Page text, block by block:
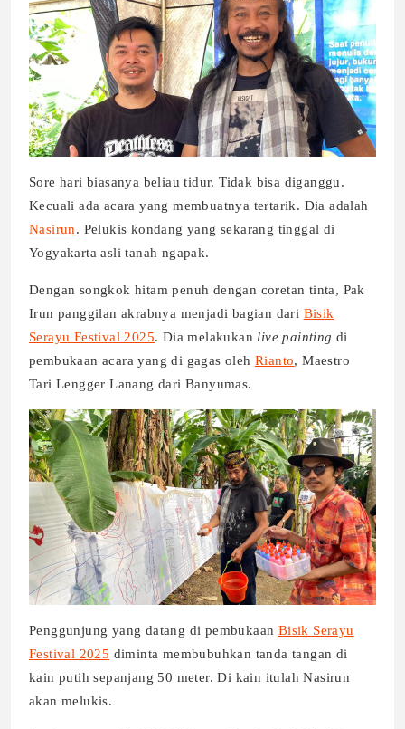
Sore hari biasanya beliau tidur. Tidak bisa diganggu.
Kecuali ada acara yang membuatnya tertarik. Dia adalah
Nasirun. Pelukis kondang yang sekarang tinggal di
Yogyakarta asli tanah ngapak.
Dengan songkok hitam penuh dengan coretan tinta, Pak
Irun panggilan akrabnya menjadi bagian dari Bisik
Serayu Festival 2025. Dia melakukan live painting di
pembukaan acara yang di gagas oleh Rianto, Maestro
Tari Lengger Lanang dari Banyumas.
Penggunjung yang datang di pembukaan Bisik Serayu
Festival 2025 diminta membubuhkan tanda tangan di
kain putih sepanjang 50 meter. Di kain itulah Nasirun
akan melukis.